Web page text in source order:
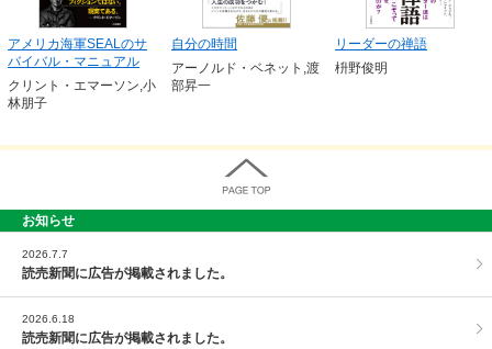
アメリカ海軍SEALのサ
バイバル・マニュアル
クリント・エマーソン,小
林朋子
自分の時間
アーノルド・ベネット,渡
部昇一
リーダーの禅語
枡野俊明
お知らせ
2026.7.7
読売新聞に広告が掲載されました。
2026.6.18
読売新聞に広告が掲載されました。
PAGE TOP